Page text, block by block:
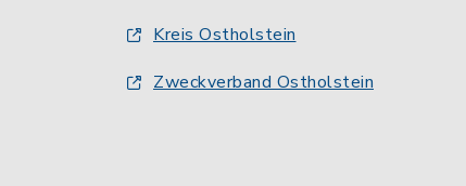
Kreis Ostholstein
Zweckverband Ostholstein